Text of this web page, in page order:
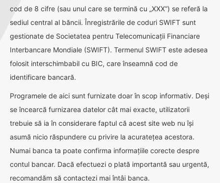
cod de 8 cifre (sau unul care se termină cu „XXX”) se referă la
sediul central al băncii. Înregistrările de coduri SWIFT sunt
gestionate de Societatea pentru Telecomunicații Financiare
Interbancare Mondiale (SWIFT). Termenul SWIFT este adesea
folosit interschimbabil cu BIC, care înseamnă cod de
identificare bancară.
Programele de aici sunt furnizate doar în scop informativ. Deși
se încearcă furnizarea datelor cât mai exacte, utilizatorii
trebuie să ia în considerare faptul că acest site web nu își
asumă nicio răspundere cu privire la acuratețea acestora.
Numai banca ta poate confirma informațiile corecte despre
contul bancar. Dacă efectuezi o plată importantă sau urgentă,
recomandăm să contactezi mai întâi banca.